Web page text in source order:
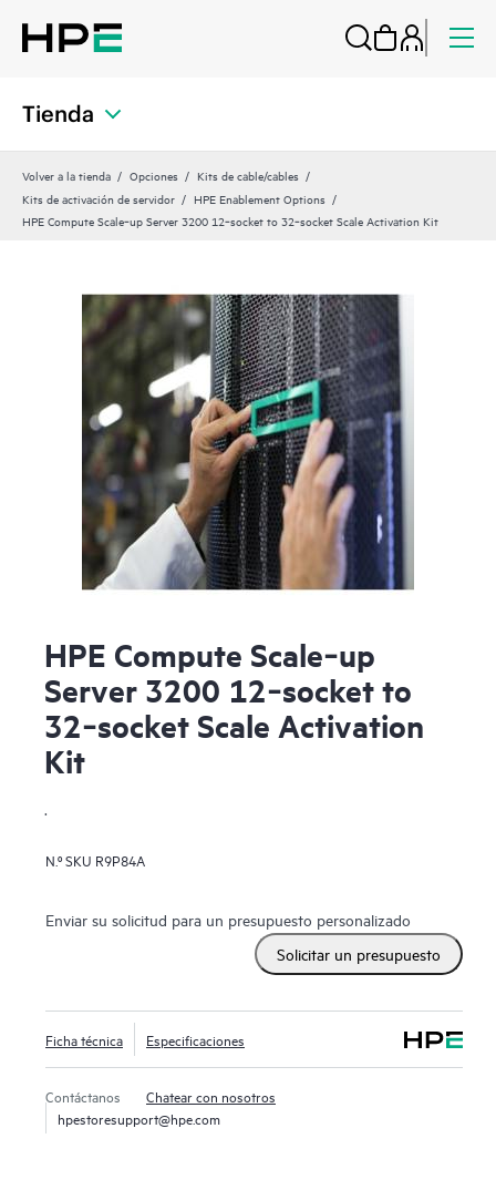
Tienda
Volver a la tienda Opciones
Kits de cable/cables
Kits de activación de servidor
HPE Enablement Options
HPE Compute Scale‑up Server 3200 12‑socket to 32‑socket Scale Activation Kit
HPE Compute Scale‑up
Server 3200 12‑socket to
32‑socket Scale Activation
Kit
N.º SKU R9P84A
Enviar su solicitud para un presupuesto personalizado
Solicitar un presupuesto
Ficha técnica Especificaciones
Contáctanos
Chatear con nosotros
hpestoresupport@hpe.com